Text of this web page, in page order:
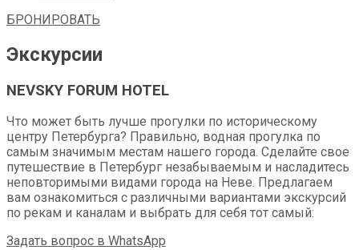
БРОНИРОВАТЬ
Экскурсии
NEVSKY FORUM HOTEL
Что может быть лучше прогулки по историческому
центру Петербурга? Правильно, водная прогулка по
самым значимым местам нашего города. Сделайте свое
путешествие в Петербург незабываемым и насладитесь
неповторимыми видами города на Неве. Предлагаем
вам ознакомиться с различными вариантами экскурсий
по рекам и каналам и выбрать для себя тот самый:
Задать вопрос в WhatsApp